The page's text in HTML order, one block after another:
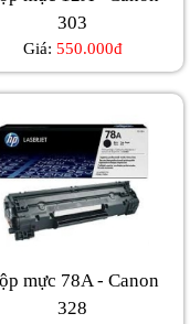
303
Giá: 550.000đ
mực 78A - Canon
328